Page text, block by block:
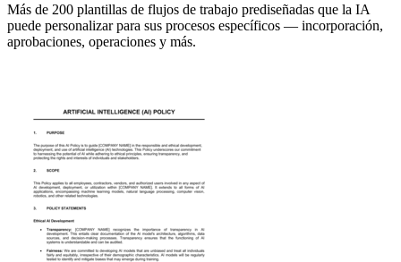
Más de 200 plantillas de flujos de trabajo prediseñadas que la IA
puede personalizar para sus procesos específicos — incorporación,
aprobaciones, operaciones y más.